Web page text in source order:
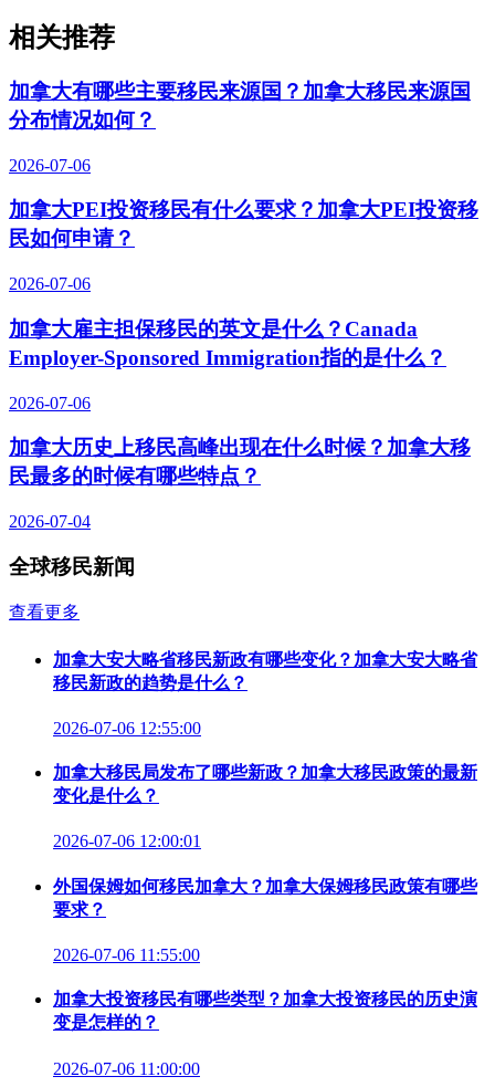
相关推荐
加拿大有哪些主要移民来源国？加拿大移民来源国
分布情况如何？
2026-07-06
加拿大PEI投资移民有什么要求？加拿大PEI投资移
民如何申请？
2026-07-06
加拿大雇主担保移民的英文是什么？Canada
Employer-Sponsored Immigration指的是什么？
2026-07-06
加拿大历史上移民高峰出现在什么时候？加拿大移
民最多的时候有哪些特点？
2026-07-04
全球移民新闻
查看更多
加拿大安大略省移民新政有哪些变化？加拿大安大略省
移民新政的趋势是什么？
2026-07-06 12:55:00
加拿大移民局发布了哪些新政？加拿大移民政策的最新
变化是什么？
2026-07-06 12:00:01
外国保姆如何移民加拿大？加拿大保姆移民政策有哪些
要求？
2026-07-06 11:55:00
加拿大投资移民有哪些类型？加拿大投资移民的历史演
变是怎样的？
2026-07-06 11:00:00